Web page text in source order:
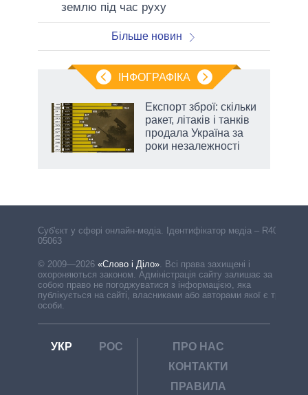
землю під час руху
Більше новин
ІНФОГРАФІКА
Експорт зброї: скільки
ракет, літаків і танків
продала Україна за
роки незалежності
Cуб'єкт у сфері онлайн-медіа. Ідентифікатор медіа – R40-
05063
© 2009—2026 «Слово і Діло». Всі права захищені і
охороняються законом. Адміністрація сайту залишає за
собою право не погоджуватися з інформацією, яка
публікується на сайті, власниками або авторами якої є треті
особи.
УКР РОС
ПРО НАС
КОНТАКТИ
ПРАВИЛА